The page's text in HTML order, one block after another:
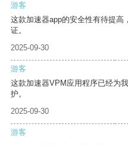
游客
这款加速器app的安全性有待提
证。
2025-09-30
游客
这款加速器VPM应用程序已经为
护。
2025-09-30
游客